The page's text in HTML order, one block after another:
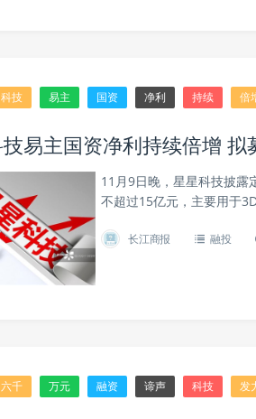
科技 易主 国资 净利 持续 倍
易主国资净利持续倍增
11月9日晚，星星科技披露
不超过15亿元，主要用于
长江商报 融投
六千 万元 融资 谛声 科技 发